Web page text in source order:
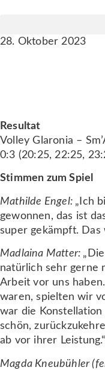
28. Oktober 2023
Resultat
Volley Glaronia –
0:3 (20:25, 22:25,
Stimmen zum Spiel
Mathilde Engel: „Ich
gewonnen, das ist
super gekämpft. Das
Madlaina Matter:
natürlich sehr gerne
Arbeit vor uns
waren, spielten wir
war die
schön,
ab vor ihrer Leistung.“
Magda Kneubühler